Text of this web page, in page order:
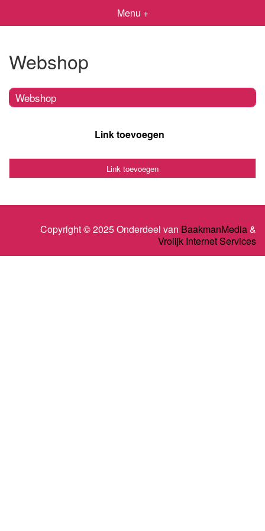
Menu +
Webshop
Webshop
Link toevoegen
Link toevoegen
Copyright © 2025 Onderdeel van BaakmanMedia&
Vrolijk Internet Services